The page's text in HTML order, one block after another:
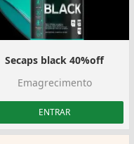
Secaps black 40%off
Emagrecimento
ENTRAR